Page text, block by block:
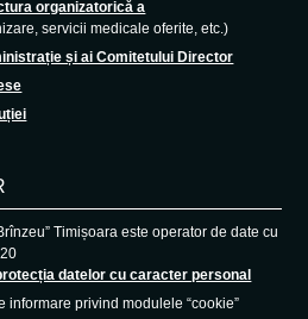
organizatorică a
servicii medicale oferite, etc.)
și ai Comitetului Director
Timișoara este operator de date cu
datelor cu caracter personal
informare privind modulele “cookie”